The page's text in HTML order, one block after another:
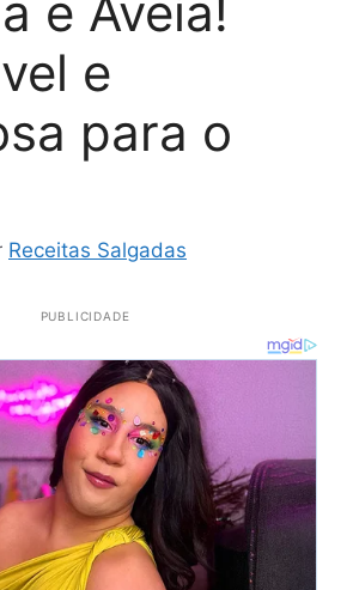
e
para o
Receitas Salgadas
PUBLICIDADE